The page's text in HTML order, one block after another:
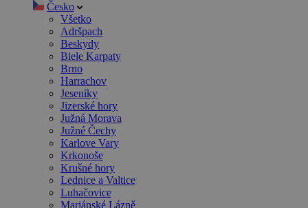
Česko
Všetko
Adršpach
Beskydy
Biele Karpaty
Brno
Harrachov
Jeseníky
Jizerské hory
Južná Morava
Južné Čechy
Karlove Vary
Krkonoše
Krušné hory
Lednice a Valtice
Luhačovice
Mariánské Lázně